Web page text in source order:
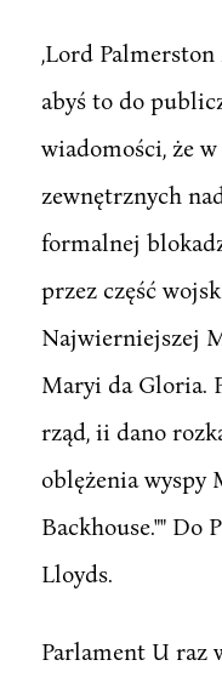
,Lord
abyś to do
wiadomości, że
zewnętrznych
formalnej
przez część
Najwierniejszej
Maryi da Gloria.
rząd, ii dano
oblężenia wyspy
Backhouse."" Do
Lloyds.
Parlament U raz